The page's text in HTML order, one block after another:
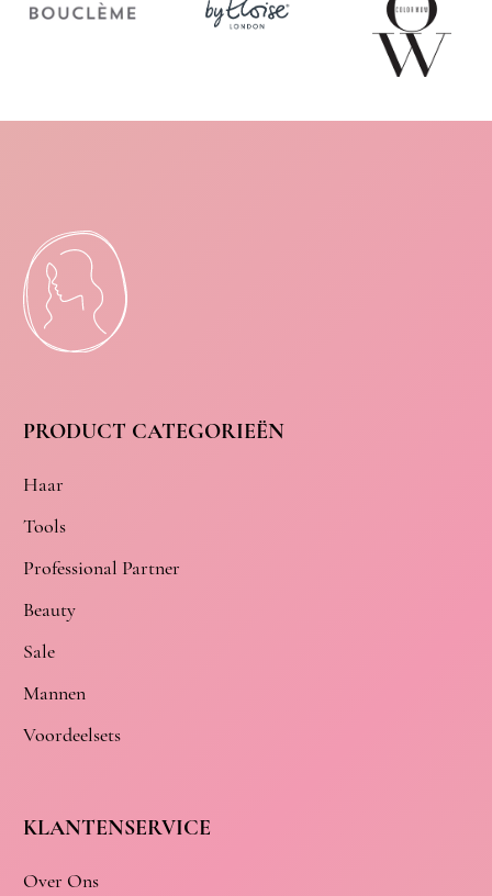
PRODUCT CATEGORIEËN
Haar
Tools
Professional Partner
Beauty
Sale
Mannen
Voordeelsets
KLANTENSERVICE
Over Ons